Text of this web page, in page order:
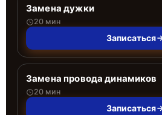
Замена дужки
20 мин
Записаться
Замена провода динамиков
20 мин
Записаться